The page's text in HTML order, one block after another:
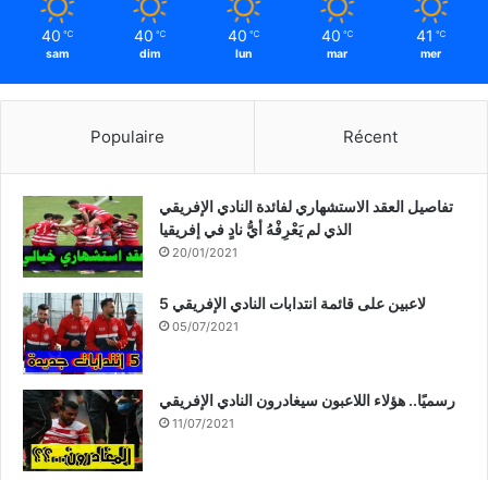
40 ℃
sam
40 ℃
dim
40 ℃
lun
40 ℃
mar
41 ℃
mer
Populaire Récent
تفاصيل العقد الاستشهاري لفائدة النادي الإفريقي
الذي لم يَعْرِفْهُ أيُّ نادٍ في إفريقيا
20/01/2021
5 لاعبين على قائمة انتدابات النادي الإفريقي
05/07/2021
رسميًا.. هؤلاء اللاعبون سيغادرون النادي الإفريقي
11/07/2021